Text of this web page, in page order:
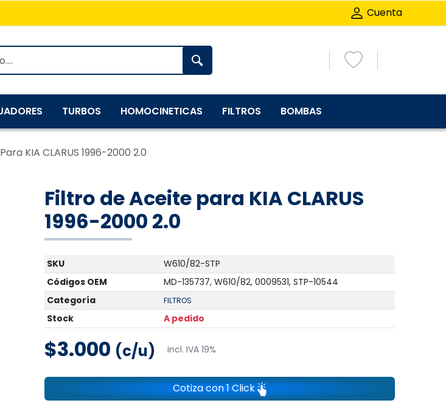
Cuenta
TURBOS HOMOCINETICAS FILTROS BOMBAS
KIA CLARUS 1996-2000 2.0
Filtro de Aceite para KIA CLARUS
1996-2000 2.0
SKU
W610/82-STP
Códigos OEM
MD-135737, W610/82, 0009531, STP-10544
Categoría
FILTROS
Stock A pedido
$3.000 (c/u) incl. IVA 19%
Cotiza con 1 Click